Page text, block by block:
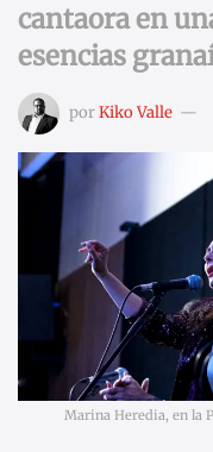
cantaora en
esencias
porKiko Valle
Marina Heredia, en la